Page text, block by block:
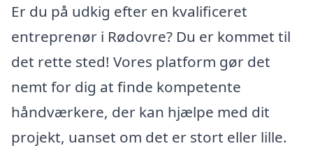
Er du på udkig efter en kvalificeret
entreprenør i Rødovre? Du er kommet til
det rette sted! Vores platform gør det
nemt for dig at finde kompetente
håndværkere, der kan hjælpe med dit
projekt, uanset om det er stort eller lille.